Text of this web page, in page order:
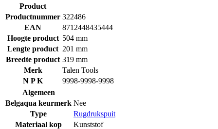
Product
Productnummer 322486
EAN
8712448435444
Hoogte product 504 mm
Lengte product 201 mm
Breedte product 319 mm
Merk
Talen Tools
N P K
9998-9998-9998
Algemeen
Belgaqua keurmerk Nee
Type
Rugdrukspuit
Materiaal kop
Kunststof